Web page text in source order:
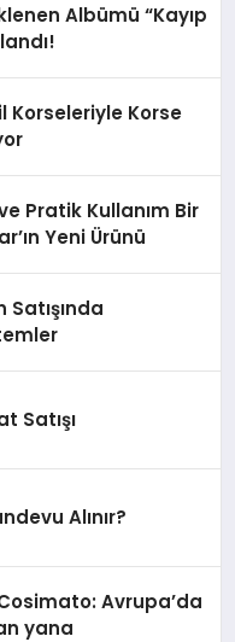
Albümü “Kayıp
Korseleriyle Korse
Pratik Kullanım Bir
Yeni Ürünü
Satışı
Alınır?
Avrupa’da
yana